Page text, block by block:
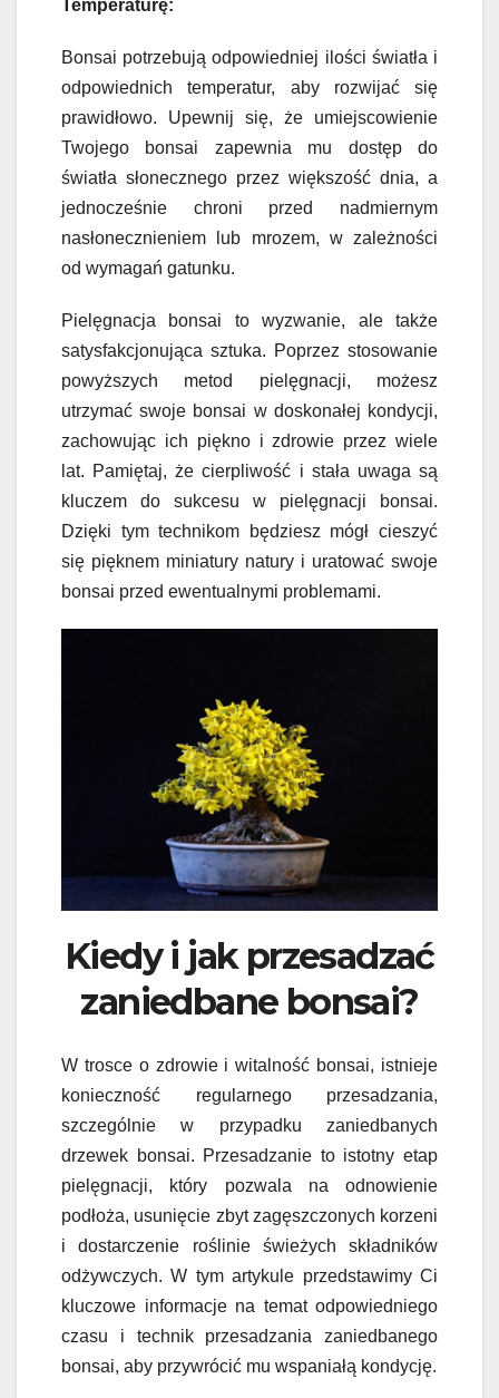
Temperaturę:
Bonsai potrzebują odpowiedniej ilości światła i
odpowiednich temperatur, aby rozwijać się
prawidłowo. Upewnij się, że umiejscowienie
Twojego bonsai zapewnia mu dostęp do
światła słonecznego przez większość dnia, a
jednocześnie chroni przed nadmiernym
nasłonecznieniem lub mrozem, w zależności
od wymagań gatunku.
Pielęgnacja bonsai to wyzwanie, ale także
satysfakcjonująca sztuka. Poprzez stosowanie
powyższych metod pielęgnacji, możesz
utrzymać swoje bonsai w doskonałej kondycji,
zachowując ich piękno i zdrowie przez wiele
lat. Pamiętaj, że cierpliwość i stała uwaga są
kluczem do sukcesu w pielęgnacji bonsai.
Dzięki tym technikom będziesz mógł cieszyć
się pięknem miniatury natury i uratować swoje
bonsai przed ewentualnymi problemami.
Kiedy i jak przesadzać
zaniedbane bonsai?
W trosce o zdrowie i witalność bonsai, istnieje
konieczność regularnego przesadzania,
szczególnie w przypadku zaniedbanych
drzewek bonsai. Przesadzanie to istotny etap
pielęgnacji, który pozwala na odnowienie
podłoża, usunięcie zbyt zagęszczonych korzeni
i dostarczenie roślinie świeżych składników
odżywczych. W tym artykule przedstawimy Ci
kluczowe informacje na temat odpowiedniego
czasu i technik przesadzania zaniedbanego
bonsai, aby przywrócić mu wspaniałą kondycję.